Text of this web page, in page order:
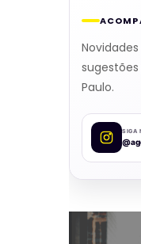
Paulo.
SIGA